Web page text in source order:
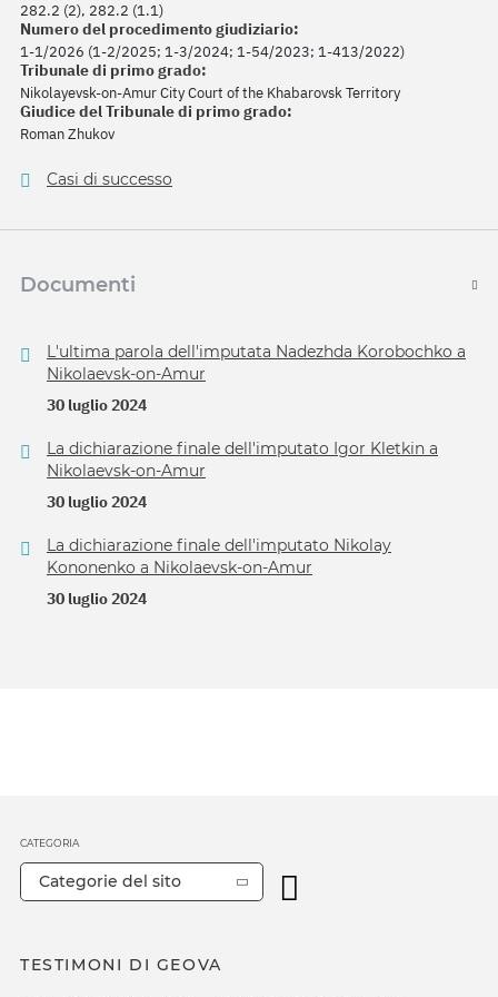
282.2 (2), 282.2 (1.1)
Numero del procedimento giudiziario:
1-1/2026 (1-2/2025; 1-3/2024; 1-54/2023; 1-413/2022)
Tribunale di primo grado:
Nikolayevsk-on-Amur City Court of the Khabarovsk Territory
Giudice del Tribunale di primo grado:
Roman Zhukov
Casi di successo
Documenti
L'ultima parola dell'imputata Nadezhda Korobochko a
Nikolaevsk-on-Amur
30 luglio 2024
La dichiarazione finale dell'imputato Igor Kletkin a
Nikolaevsk-on-Amur
30 luglio 2024
La dichiarazione finale dell'imputato Nikolay
Kononenko a Nikolaevsk-on-Amur
30 luglio 2024
TESTIMONI DI GEOVA
CATEGORIA
Categorie del sito